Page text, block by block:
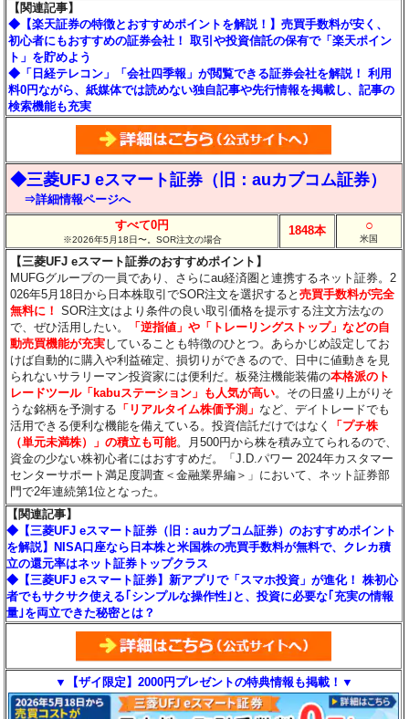
【関連記事】
◆【楽天証券の特徴とおすすめポイントを解説！】売買手数料が安く、
初心者にもおすすめの証券会社！ 取引や投資信託の保有で「楽天ポイン
ト」を貯めよう
◆「日経テレコン」「会社四季報」が閲覧できる証券会社を解説！ 利用
料0円ながら、紙媒体では読めない独自記事や先行情報を掲載し、記事の
検索機能も充実
◆三菱UFJ eスマート証券（旧：auカブコム証券）
⇒詳細情報ページへ
すべて0円
※2026年5月18日〜。SOR注文の場合
1848本 ○
米国
【三菱UFJ eスマート証券のおすすめポイント】
MUFGグループの一員であり、さらにau経済圏と連携するネット証券。2
026年5月18日から日本株取引でSOR注文を選択すると売買手数料が完全
無料に！ SOR注文はより条件の良い取引価格を提示する注文方法なの
で、ぜひ活用したい。
「逆指値」や「トレーリングストップ」などの自
動売買機能が充実していることも特徴のひとつ。あらかじめ設定してお
けば自動的に購入や利益確定、損切りができるので、日中に値動きを見
られないサラリーマン投資家には便利だ。板発注機能装備の本格派のト
レードツール「kabuステーション」も人気が高い。その日盛り上がりそ
うな銘柄を予測する 「リアルタイム株価予測」 など、デイトレードでも
活用できる便利な機能を備えている。投資信託だけではなく
「プチ株
（単元未満株）」の積立も可能。月500円から株を積み立てられるので、
資金の少ない株初心者にはおすすめだ。「J.D.パワー 2024年カスタマー
センターサポート満足度調査＜金融業界編＞」において、ネット証券部
門で2年連続第1位となった。
【関連記事】
◆【三菱UFJ eスマート証券（旧：auカブコム証券）のおすすめポイント
を解説】NISA口座なら日本株と米国株の売買手数料が無料で、クレカ積
立の還元率はネット証券トップクラス
◆【三菱UFJ eスマート証券】新アプリで「スマホ投資」が進化！ 株初心
者でもサクサク使える｢シンプルな操作性｣と、投資に必要な｢充実の情報
量｣を両立できた秘密とは？
▼【ザイ限定】2000円プレゼントの特典情報も掲載！▼